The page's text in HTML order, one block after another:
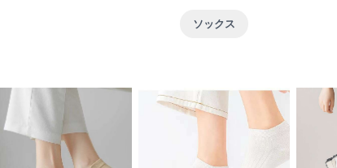
ソックス